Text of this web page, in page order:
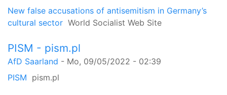
New false accusations of antisemitism in Germany’s
cultural sector World Socialist Web Site
PISM - pism.pl
AfD Saarland - Mo, 09/05/2022 - 02:39
PISM pism.pl